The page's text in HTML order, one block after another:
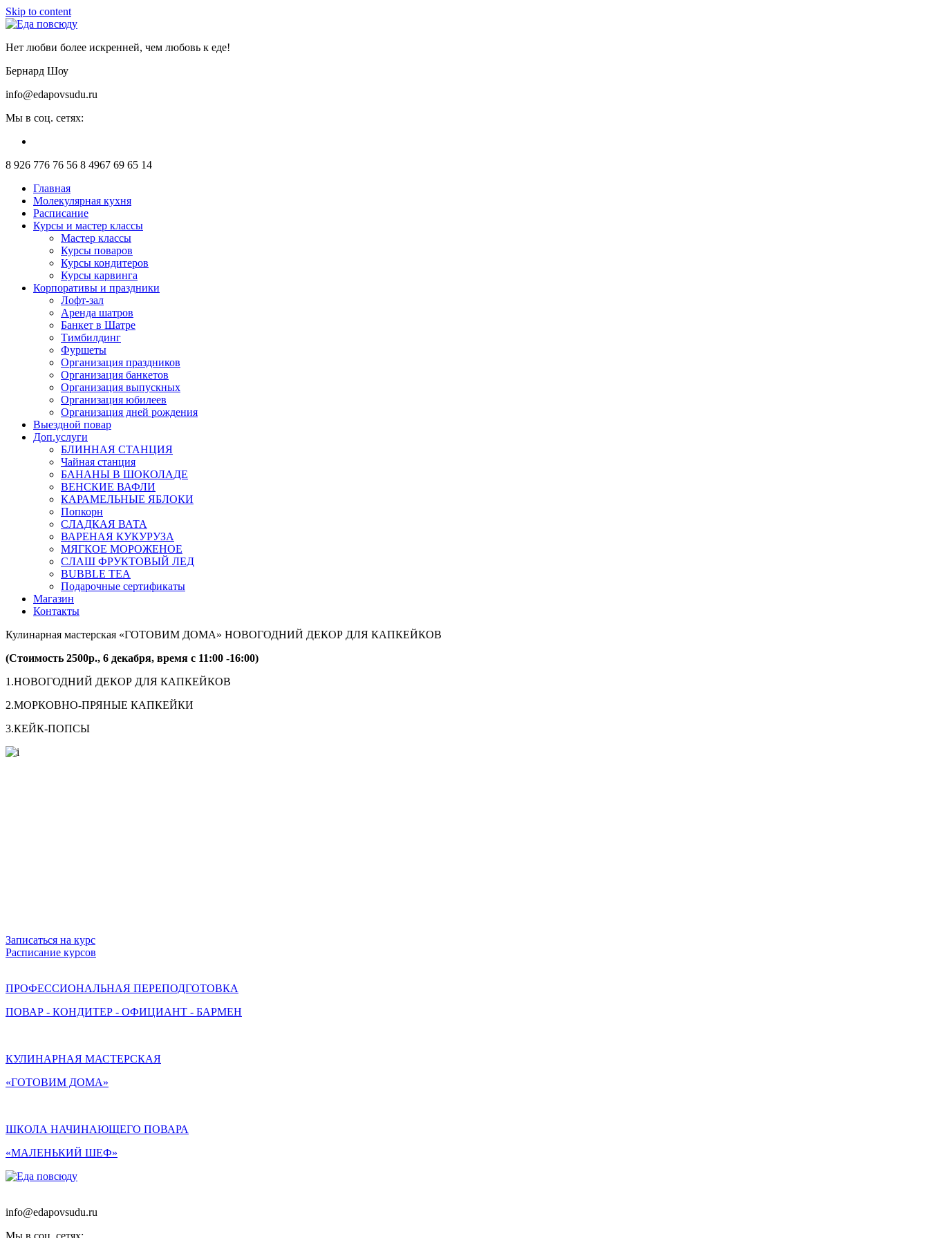
Skip to content
Нет любви более искренней, чем любовь к еде!
Бернард Шоу
info@edapovsudu.ru
Мы в соц. сетях:
8 926 776 76 56 8 4967 69 65 14
Главная
Молекулярная кухня
Расписание
Курсы и мастер классы
Мастер классы
Курсы поваров
Курсы кондитеров
Курсы карвинга
Корпоративы и праздники
Лофт-зал
Аренда шатров
Банкет в Шатре
Тимбилдинг
Фуршеты
Организация праздников
Организация банкетов
Организация выпускных
Организация юбилеев
Организация дней рождения
Выездной повар
Доп.услуги
БЛИННАЯ СТАНЦИЯ
Чайная станция
БАНАНЫ В ШОКОЛАДЕ
ВЕНСКИЕ ВАФЛИ
КАРАМЕЛЬНЫЕ ЯБЛОКИ
Попкорн
СЛАДКАЯ ВАТА
ВАРЕНАЯ КУКУРУЗА
МЯГКОЕ МОРОЖЕНОЕ
СЛАШ ФРУКТОВЫЙ ЛЕД
BUBBLE TEA
Подарочные сертификаты
Магазин
Контакты
Кулинарная мастерская «ГОТОВИМ ДОМА» НОВОГОДНИЙ ДЕКОР ДЛЯ КАПКЕЙКОВ
(Стоимость 2500р., 6 декабря, время с 11:00 -16:00)
1.НОВОГОДНИЙ ДЕКОР ДЛЯ КАПКЕЙКОВ
2.МОРКОВНО-ПРЯНЫЕ КАПКЕЙКИ
3.КЕЙК-ПОПСЫ
Записаться на курс
Расписание курсов
ПРОФЕССИОНАЛЬНАЯ ПЕРЕПОДГОТОВКА
ПОВАР - КОНДИТЕР - ОФИЦИАНТ - БАРМЕН
КУЛИНАРНАЯ МАСТЕРСКАЯ
«ГОТОВИМ ДОМА»
ШКОЛА НАЧИНАЮЩЕГО ПОВАРА
«МАЛЕНЬКИЙ ШЕФ»
info@edapovsudu.ru
Мы в соц. сетях: